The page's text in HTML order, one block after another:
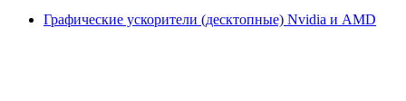
Графические ускорители (десктопные) Nvidia и AMD